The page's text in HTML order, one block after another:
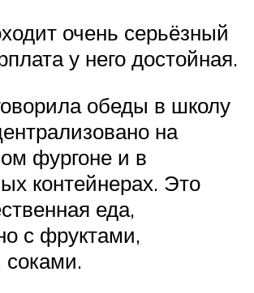
очень серьёзный
у него достойная.
обеды в школу
на
фургоне и в
контейнерах. Это
еда,
с фруктами,
соками.